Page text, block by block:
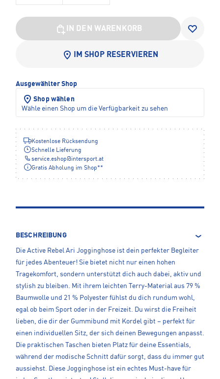
IN DEN WARENKORB
IM SHOP RESERVIEREN
Ausgewählter Shop
Shop wählen
Wähle einen Shop um die Verfügbarkeit zu sehen
Kostenlose Rücksendung
Schnelle Lieferung
service.eshop@ intersport.at
Gratis Abholung im Shop**
BESCHREIBUNG
Die Active Rebel Ari Jogginghose ist dein perfekter Begleiter
für jedes Abenteuer! Sie bietet nicht nur einen hohen
Tragekomfort, sondern unterstützt dich auch dabei, aktiv und
stylish zu bleiben. Mit ihrem leichten Terry-Material aus 79 %
Baumwolle und 21 % Polyester fühlst du dich rundum wohl,
egal ob beim Sport oder in der Freizeit. Du wirst die Freiheit
lieben, die dir der Gummibund mit Kordel gibt – perfekt für
einen individuellen Sitz, der sich deinen Bewegungen anpasst.
Die praktischen Taschen bieten Platz für deine Essentials,
während der modische Schnitt dafür sorgt, dass du immer gut
aussiehst. Diese Jogginghose ist ein echtes Must-have für